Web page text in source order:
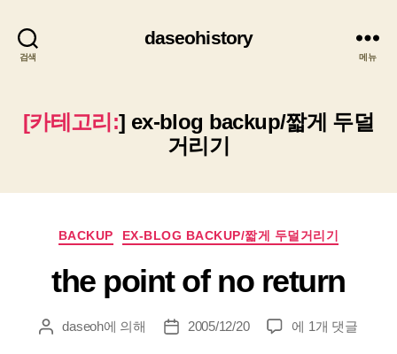
검색
daseohistory
메뉴
[카테고리:] ex-blog backup/짧게 두덜
거리기
카
고
리
BACKUP EX-BLOG BACKUP/짧게 두덜거리기
the point of no return
게
daseoh에 의해
게
2005/12/20
the
에 1개 댓글